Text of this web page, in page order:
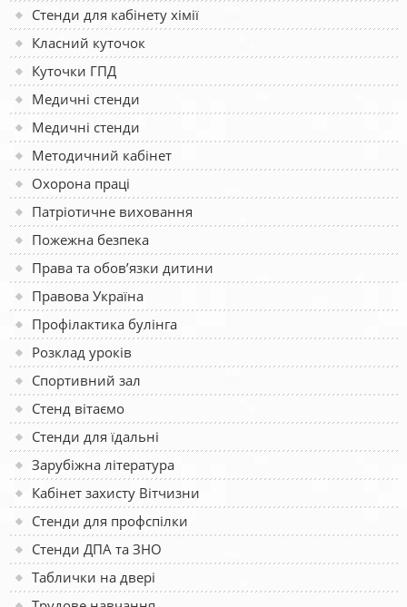
Стенди для кабінету хімії
Класний куточок
Куточки ГПД
Медичні стенди
Медичні стенди
Методичний кабінет
Охорона праці
Патріотичне виховання
Пожежна безпека
Права та обов’язки дитини
Правова Україна
Профілактика булінга
Розклад уроків
Спортивний зал
Стенд вітаємо
Стенди для їдальні
Зарубіжна література
Кабінет захисту Вітчизни
Стенди для профспілки
Стенди ДПА та ЗНО
Таблички на двері